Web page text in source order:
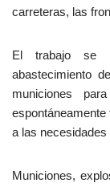
carreteras, las
El trabajo se
abastecimiento
municiones
espontáneamente
a las
Municiones,